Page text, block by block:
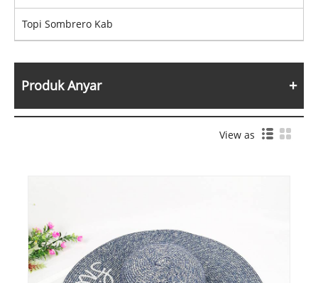
Topi Sombrero Kab
Produk Anyar
View as